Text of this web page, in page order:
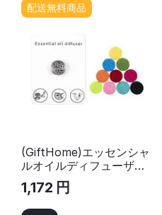
配送無料商品
(GiftHome)エッセンシャ
ルオイルディフューザー
(ウィンド)｜ディフュー
ザー
1,172 円